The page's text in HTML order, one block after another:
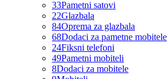
33Pametni satovi
22Glazbala
84Oprema za glazbala
68Dodaci za pametne mobitele
24Fiksni telefoni
49Pametni mobiteli
8Dodaci za mobitele